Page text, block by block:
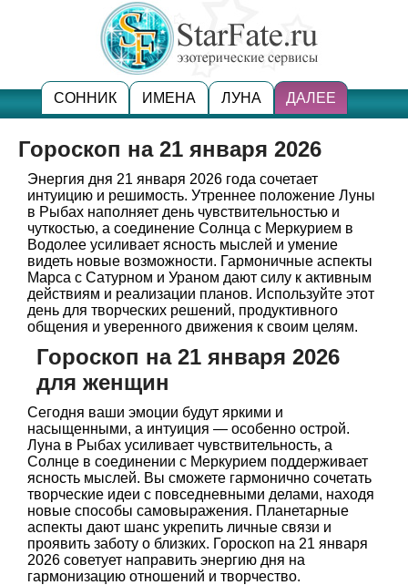
СОННИК ИМЕНА ЛУНА ДАЛЕЕ
Гороскоп на 21 января 2026
Энергия дня 21 января 2026 года сочетает
интуицию и решимость. Утреннее положение Луны
в Рыбах наполняет день чувствительностью и
чуткостью, а соединение Солнца с Меркурием в
Водолее усиливает ясность мыслей и умение
видеть новые возможности. Гармоничные аспекты
Марса с Сатурном и Ураном дают силу к активным
действиям и реализации планов. Используйте этот
день для творческих решений, продуктивного
общения и уверенного движения к своим целям.
Гороскоп на 21 января 2026
для женщин
Сегодня ваши эмоции будут яркими и
насыщенными, а интуиция — особенно острой.
Луна в Рыбах усиливает чувствительность, а
Солнце в соединении с Меркурием поддерживает
ясность мыслей. Вы сможете гармонично сочетать
творческие идеи с повседневными делами, находя
новые способы самовыражения. Планетарные
аспекты дают шанс укрепить личные связи и
проявить заботу о близких. Гороскоп на 21 января
2026 советует направить энергию дня на
гармонизацию отношений и творчество.